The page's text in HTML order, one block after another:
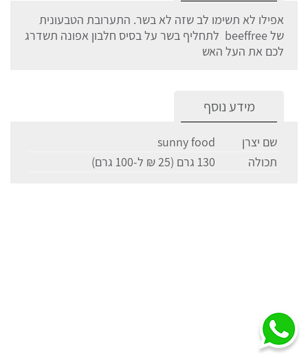
אפילו לא תשימו לב שזה לא בשר. התערובת הטבעונית
של beeffree לתחליף בשר על בסיס חלבון אפונה תשדרג
לכם את העל האש
מידע נוסף
שם יצרן
sunny food
תכולה
130 גרם (25 ₪ ל-100 גרם)